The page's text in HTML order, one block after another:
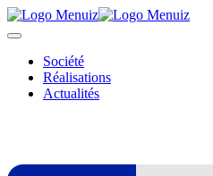
Société
Réalisations
Actualités